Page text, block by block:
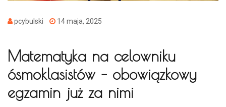
pcybulski 14 maja, 2025
Matematyka na celowniku
ósmoklasistów – obowiązkowy
egzamin już za nimi